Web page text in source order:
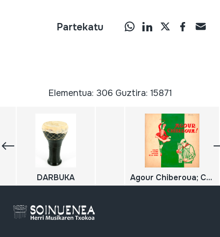
Partekatu
Elementua: 306 Guztira: 15871
DARBUKA Agour Chiberoua; Chants et danses basques de la Soule